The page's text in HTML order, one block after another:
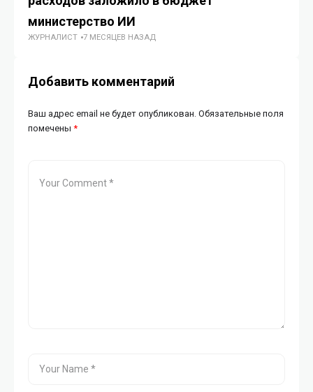
министерство ИИ
ЖУРНАЛИСТ 7 МЕСЯЦЕВ НАЗАД
Добавить комментарий
Ваш адрес email не будет опубликован. Обязательные поля
помечены *